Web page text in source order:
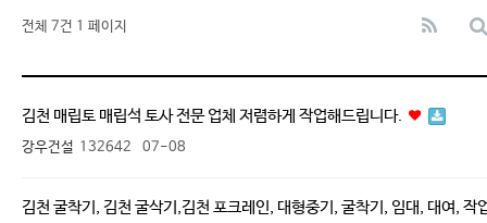
전체 7건 1 페이지
김천 매립토 매립석 토사 전문 업체 저렴하게 작업해드립니다.
강우건설 132642 07-08
김천 굴착기, 김천 굴삭기,김천 포크레인, 대형중기, 굴착기, 임대, 대여, 작